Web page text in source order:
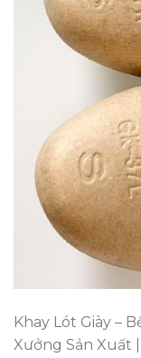
Khay Lót Giày –
Xưởng Sản Xuất